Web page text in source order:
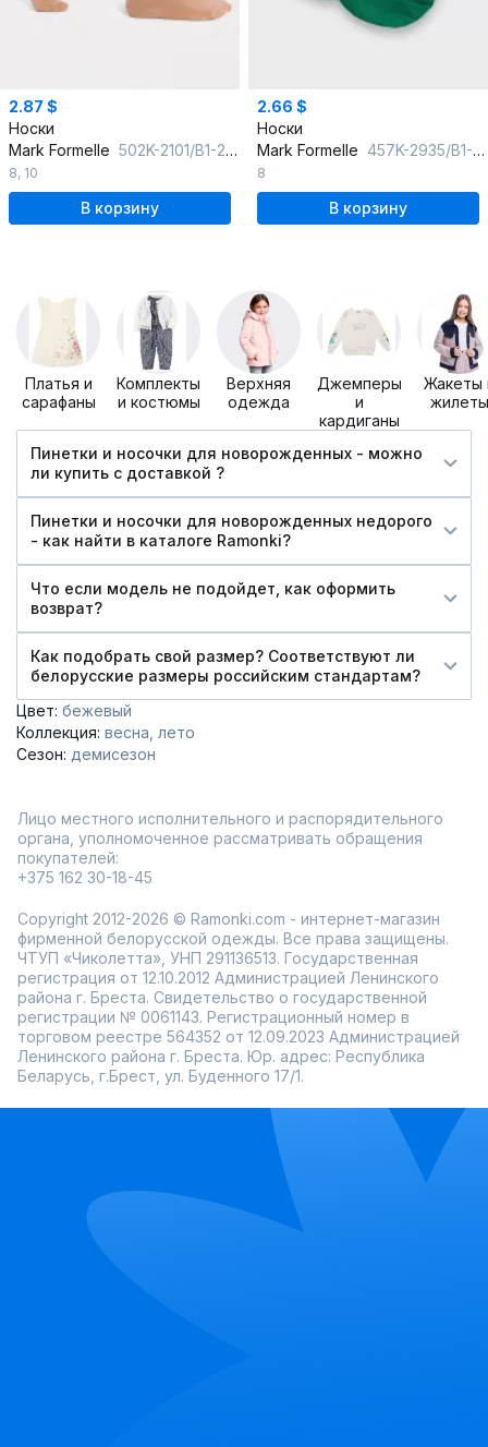
2.87 $
Носки
Mark Formelle 502K-2101/B1-22502K капучино_рис.2101
8, 10
В корзину
2.66 $
Носки
Mark Formelle 457K-2935/B1-25457K молочный_рис.2935
8
В корзину
Платья и
сарафаны
Комплекты
и костюмы
Верхняя
одежда
Джемперы
и
кардиганы
Жакеты
жилеты
Пинетки и носочки для новорожденных - можно
ли купить c доставкой ?
Пинетки и носочки для новорожденных недорого
- как найти в каталоге Ramonki?
Что если модель не подойдет, как оформить
возврат?
Как подобрать свой размер? Соответствуют ли
белорусские размеры российским стандартам?
Цвет: бежевый
Коллекция: весна лето
Сезон: демисезон
Лицо местного исполнительного и распорядительного
органа, уполномоченное рассматривать обращения
покупателей:
+375 162 30-18-45
Copyright 2012-2026 © Ramonki.com - интернет-магазин
фирменной белорусской одежды. Все права защищены.
ЧТУП «Чиколетта», УНП 291136513. Государственная
регистрация от 12.10.2012 Администрацией Ленинского
района г. Бреста. Свидетельство о государственной
регистрации № 0061143. Регистрационный номер в
торговом реестре 564352 от 12.09.2023 Администрацией
Ленинского района г. Бреста. Юр. адрес: Республика
Беларусь, г.Брест, ул. Буденного 17/1.